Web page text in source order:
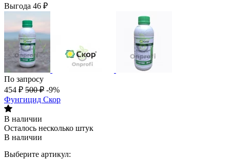
Выгода 46 ₽
По запросу
454 ₽ 500 ₽ -9%
Фунгицид Скор
В наличии
Осталось несколько штук
В наличии
Выберите артикул: